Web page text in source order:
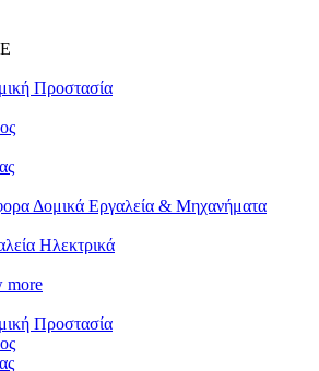
Προστασία
Δομικά Εργαλεία & Μηχανήματα
Ηλεκτρικά
more
Προστασία